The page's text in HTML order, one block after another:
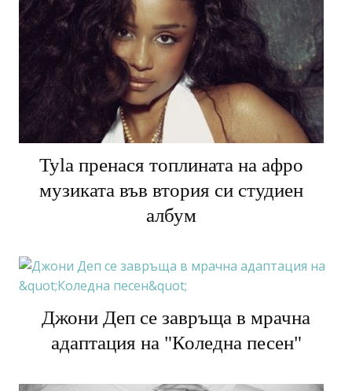
Tyla пренася топлината на афро
музиката във втория си студиен
албум
Джони Деп се завръща в мрачна
адаптация на "Коледна песен"